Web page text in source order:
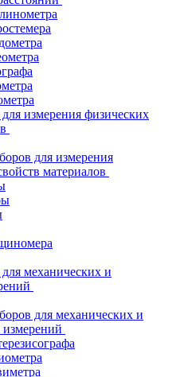
измерения физических
для измерения
материалов
механических и
для механических и